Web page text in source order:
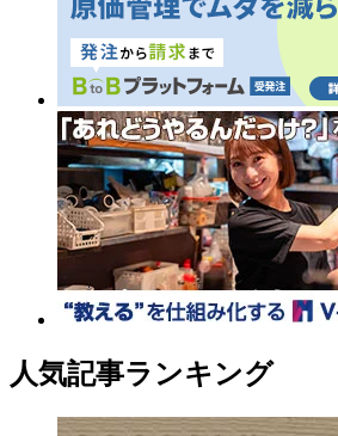
人気記事ランキング